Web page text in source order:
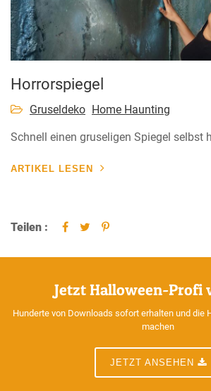
Horrorspiegel
Gruseldeko Home Haunting
Schnell einen gruseligen Spiegel selbst
ARTIKEL LESEN
Teilen :
Jetzt Halloween-Profi
Hunderte von Downloads sofort erhalten und die
machen
JETZT ANSEHEN